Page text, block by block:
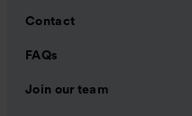
Contact
FAQs
Join our team